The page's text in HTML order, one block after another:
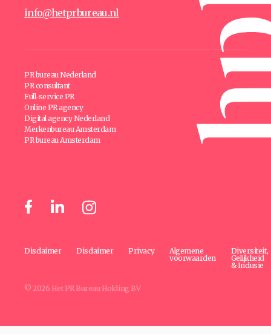
info@hetprbureau.nl
PR bureau Nederland
PR consultant
Full-service PR
Online PR agency
Digital agency Nederland
Merkenbureau Amsterdam
PR bureau Amsterdam
Disclaimer Disclaimer Privacy
Algemene
voorwaarden
Diversiteit,
Gelijkheid
& Inclusie
© 2026 Het PR Bureau Holding BV